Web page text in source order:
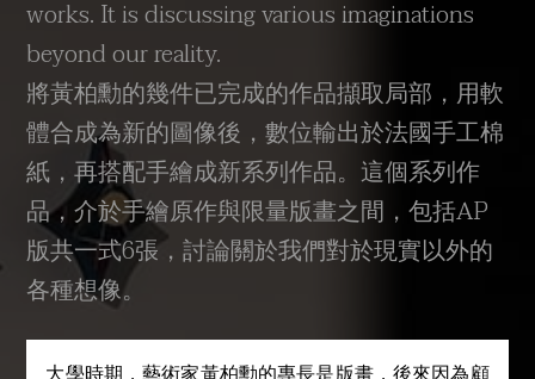
works. It is discussing various imaginations
beyond our reality.
將黃柏勳的幾件已完成的作品擷取局部，用軟
體合成為新的圖像後，數位輸出於法國手工棉
紙，再搭配手繪成新系列作品。這個系列作
品，介於手繪原作與限量版畫之間，包括AP
版共一式6張，討論關於我們對於現實以外的
各種想像。